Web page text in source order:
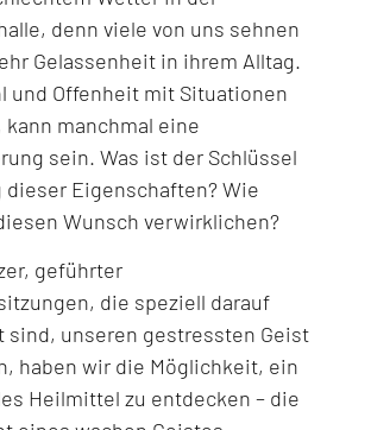
denn viele von uns sehnen
Gelassenheit in ihrem Alltag.
und Offenheit mit Situationen
kann manchmal eine
sein. Was ist der Schlüssel
dieser Eigenschaften? Wie
Wunsch verwirklichen?
geführter
die speziell darauf
sind, unseren gestressten Geist
haben wir die Möglichkeit, ein
Heilmittel zu entdecken – die